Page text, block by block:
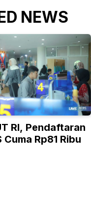
NEWS
RI, Pendaftaran
Cuma Rp81 Ribu